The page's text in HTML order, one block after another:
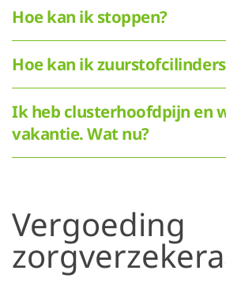
Hoe kan ik stoppen?
Hoe kan ik
Ik heb clusterhoofdpijn en
vakantie. Wat nu?
Vergoeding